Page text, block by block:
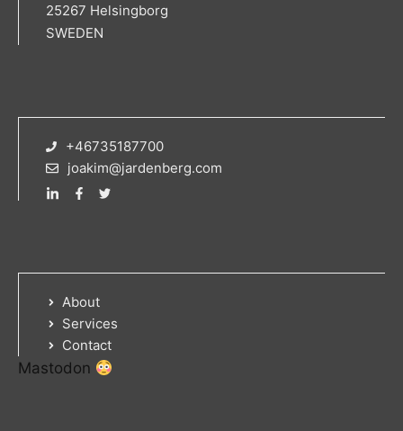
25267 Helsingborg
SWEDEN
+46735187700
joakim@jardenberg.com
About
Services
Contact
Mastodon